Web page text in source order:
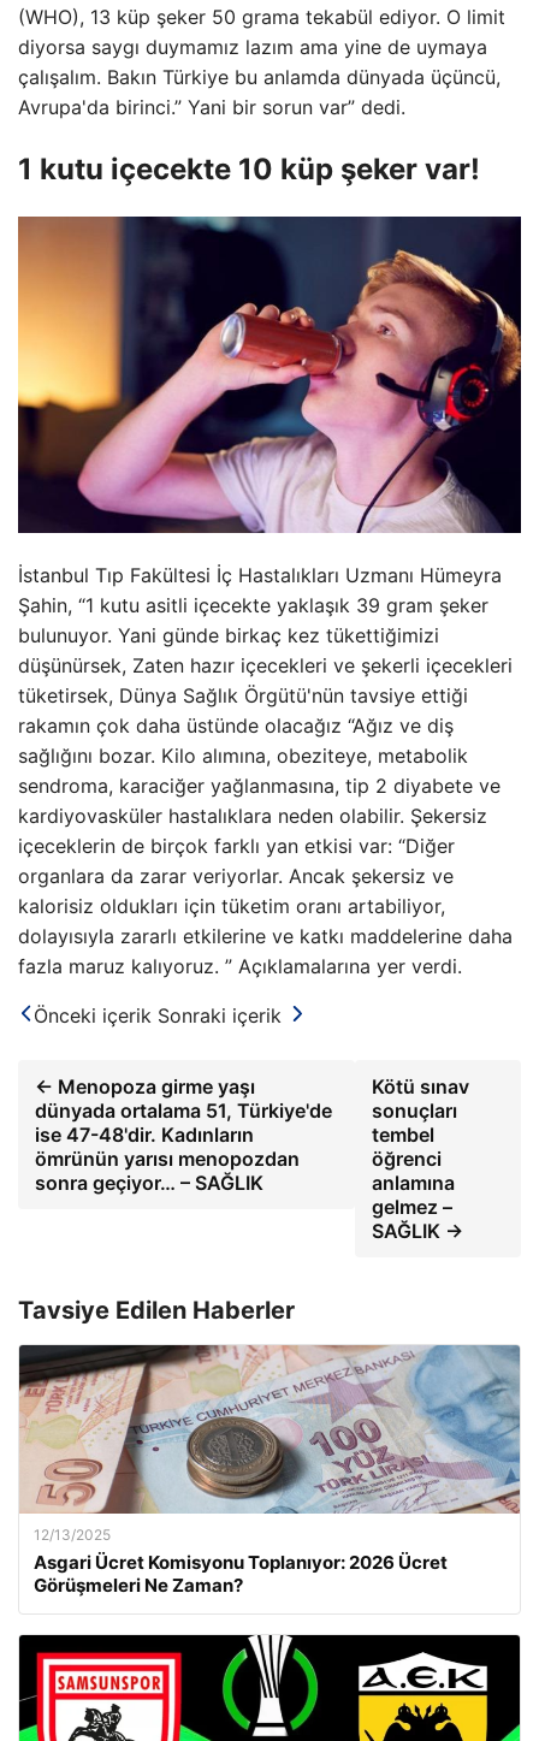
(WHO), 13 küp şeker 50 grama tekabül ediyor. O limit
diyorsa saygı duymamız lazım ama yine de uymaya
çalışalım. Bakın Türkiye bu anlamda dünyada üçüncü,
Avrupa'da birinci.” Yani bir sorun var” dedi.
1 kutu içecekte 10 küp şeker var!
İstanbul Tıp Fakültesi İç Hastalıkları Uzmanı Hümeyra
Şahin, “1 kutu asitli içecekte yaklaşık 39 gram şeker
bulunuyor. Yani günde birkaç kez tükettiğimizi
düşünürsek, Zaten hazır içecekleri ve şekerli içecekleri
tüketirsek, Dünya Sağlık Örgütü'nün tavsiye ettiği
rakamın çok daha üstünde olacağız “Ağız ve diş
sağlığını bozar. Kilo alımına, obeziteye, metabolik
sendroma, karaciğer yağlanmasına, tip 2 diyabete ve
kardiyovasküler hastalıklara neden olabilir. Şekersiz
içeceklerin de birçok farklı yan etkisi var: “Diğer
organlara da zarar veriyorlar. Ancak şekersiz ve
kalorisiz oldukları için tüketim oranı artabiliyor,
dolayısıyla zararlı etkilerine ve katkı maddelerine daha
fazla maruz kalıyoruz. ” Açıklamalarına yer verdi.
Önceki içerik Sonraki içerik
← Menopoza girme yaşı
dünyada ortalama 51, Türkiye'de
ise 47-48'dir. Kadınların
ömrünün yarısı menopozdan
sonra geçiyor… – SAĞLIK
Kötü sınav
sonuçları
tembel
öğrenci
anlamına
gelmez –
SAĞLIK →
Tavsiye Edilen Haberler
12/13/2025
Asgari Ücret Komisyonu Toplanıyor: 2026 Ücret
Görüşmeleri Ne Zaman?